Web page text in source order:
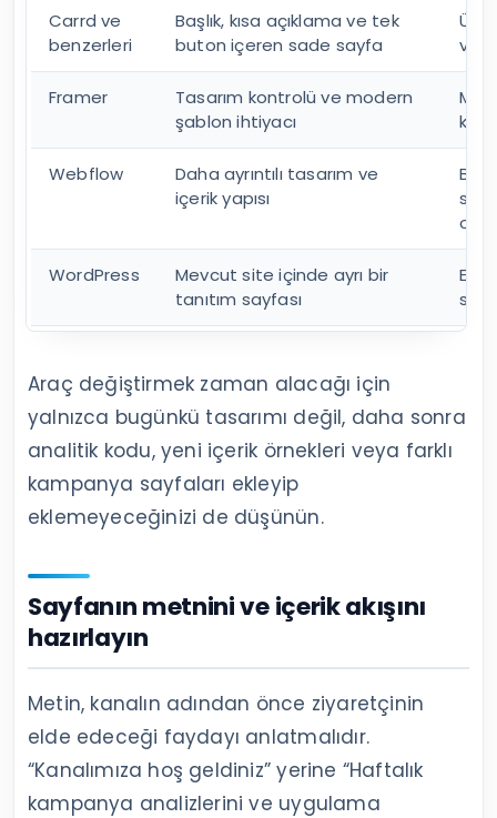
Carrd ve
benzerleri
Başlık, kısa açıklama ve tek
buton içeren sade sayfa
ve
Framer
Tasarım kontrolü ve modern
şablon ihtiyacı
Webflow
Daha ayrıntılı tasarım ve
içerik yapısı
WordPress
Mevcut site içinde ayrı bir
tanıtım sayfası
Araç değiştirmek zaman alacağı için
yalnızca bugünkü tasarımı değil, daha sonra
analitik kodu, yeni içerik örnekleri veya farklı
kampanya sayfaları ekleyip
eklemeyeceğinizi de düşünün.
Sayfanın metnini ve içerik akışını
hazırlayın
Metin, kanalın adından önce ziyaretçinin
elde edeceği faydayı anlatmalıdır.
“Kanalımıza hoş geldiniz” yerine “Haftalık
kampanya analizlerini ve uygulama